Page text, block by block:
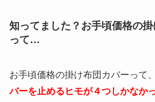
知ってました？お手頃価格の
って…
お手頃価格の掛け布団カバーって、
バーを止めるヒモが４つしかなか